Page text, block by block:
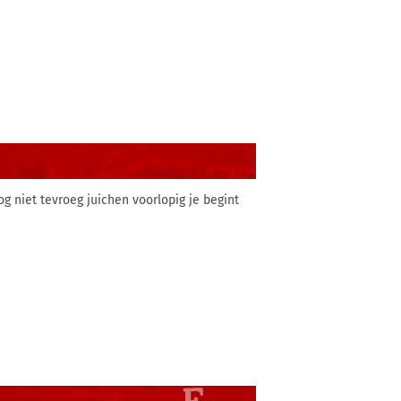
niet tevroeg juichen voorlopig je begint